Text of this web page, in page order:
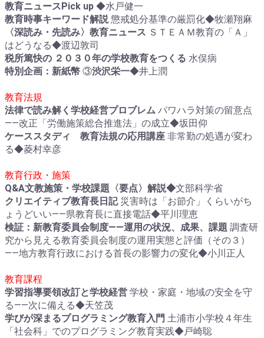
教育ニュースPick up ◆水戸健一
教育時事キーワード解説懲戒処分基準の厳罰化◆牧瀬翔麻
〈深読み・先読み〉教育ニュース ＳＴＥＡＭ教育の「Ａ」
はどうなる◆渡辺敦司
税所篤快の ２０３０年の学校教育をつくる 水俣病
特別企画：新紙幣 ③渋沢栄一◆井上潤
教育法規
法律で読み解く学校経営プロブレム パワハラ対策の留意点
――改正「労働施策総合推進法」の成立◆坂田仰
ケーススタディ 教育法規の応用講座 非常勤の処遇が変わ
る◆菱村幸彦
教育行政・施策
Q&A文教施策・学校課題〈要点〉解説◆文部科学省
クリエイティブ教育長日記災害時は「お節介」くらいがち
ょうどいい――県教育長に直接電話◆平川理恵
検証：新教育委員会制度――運用の状況、成果、課題 調査研
究から見える教育委員会制度の運用実態と評価（その３）
――地方教育行政における首長の影響力の変化◆小川正人
教育課程
学習指導要領改訂と学校経営 学校・家庭・地域の安全を守
る――次に備える◆天笠茂
学びが深まるプログラミング教育入門 土浦市小学校４年生
「社会科」でのプログラミング教育実践◆戸崎聡